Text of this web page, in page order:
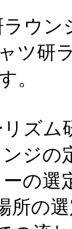
ウ
ツ研
。
リズム
ジの
の選
所の